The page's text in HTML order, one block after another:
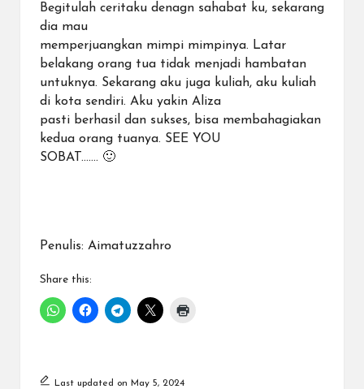
Begitulah ceritaku denagn sahabat ku, sekarang
dia mau
memperjuangkan mimpi mimpinya. Latar
belakang orang tua tidak menjadi hambatan
untuknya. Sekarang aku juga kuliah, aku kuliah
di kota sendiri. Aku yakin Aliza
pasti berhasil dan sukses, bisa membahagiakan
kedua orang tuanya. SEE YOU
SOBAT……. 🙂
Penulis: Aimatuzzahro
Share this:
Last updated on May 5, 2024